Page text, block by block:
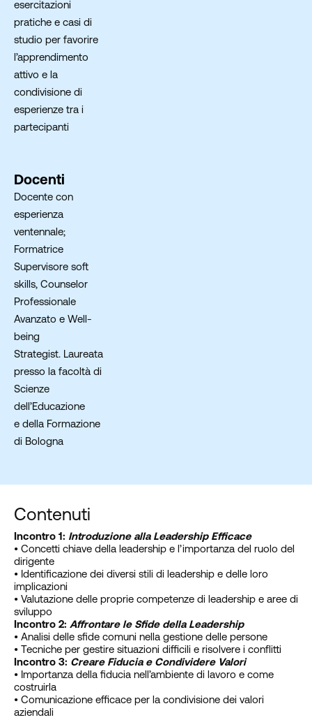
esercitazioni
pratiche e casi di
studio per favorire
l’apprendimento
attivo e la
condivisione di
esperienze tra i
partecipanti
Docenti
Docente con
esperienza
ventennale;
Formatrice
Supervisore soft
skills, Counselor
Professionale
Avanzato e Well-
being
Strategist. Laureata
presso la facoltà di
Scienze
dell’Educazione
e della Formazione
di Bologna
Contenuti
Incontro 1: Introduzione alla Leadership Efficace
• Concetti chiave della leadership e l’importanza del ruolo del
dirigente
• Identificazione dei diversi stili di leadership e delle loro
implicazioni
• Valutazione delle proprie competenze di leadership e aree di
sviluppo
Incontro 2: Affrontare le Sfide della Leadership
• Analisi delle sfide comuni nella gestione delle persone
• Tecniche per gestire situazioni difficili e risolvere i conflitti
Incontro 3: Creare Fiducia e Condividere Valori
• Importanza della fiducia nell’ambiente di lavoro e come
costruirla
• Comunicazione efficace per la condivisione dei valori
aziendali